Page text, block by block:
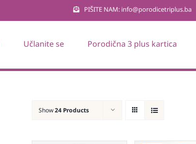
PIŠITE NAM: info@porodicetriplus.ba
Učlanite se Porodična 3 plus kartica
Show24 Products